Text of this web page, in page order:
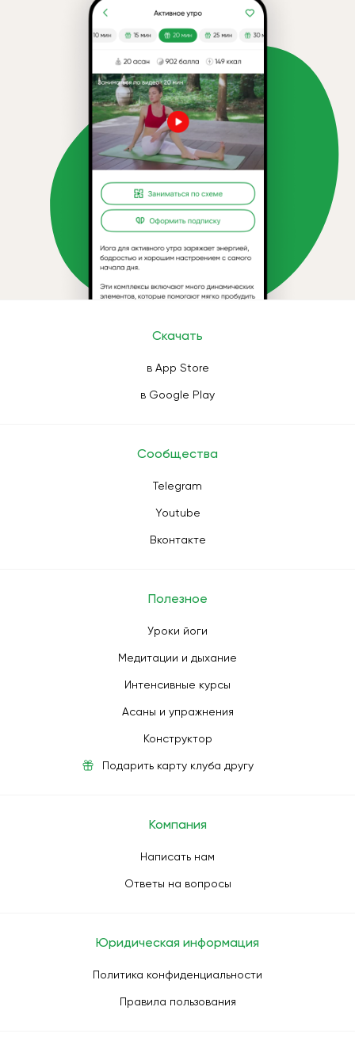
Скачать
в App Store
в Google Play
Сообщества
Telegram
Youtube
Вконтакте
Полезное
Уроки йоги
Медитации и дыхание
Интенсивные курсы
Асаны и упражнения
Конструктор
Подарить карту клуба другу
Компания
Написать нам
Ответы на вопросы
Юридическая информация
Политика конфиденциальности
Правила пользования